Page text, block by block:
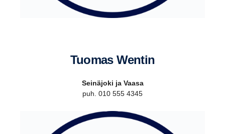
Tuomas Wentin
Seinäjoki ja Vaasa
puh. 010 555 4345